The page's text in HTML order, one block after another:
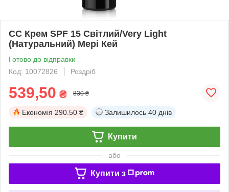
СС Крем SPF 15 Світлий/Very Light
(Натуральний) Мері Кей
Готово до відправки
Код: 10072826
Роздріб
539,50 ₴ 830 ₴
Економія 290.50 ₴ Залишилось 40 днів
Купити
або
Купити з